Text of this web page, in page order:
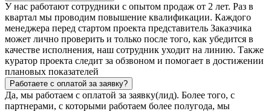
У нас работают сотрудники с опытом продаж от 2 лет. Раз в
квартал мы проводим повышение квалификации. Каждого
менеджера перед стартом проекта представитель Заказчика
может лично проверить и только после того, как убедится в
качестве исполнения, наш сотрудник уходит на линию. Также
куратор проекта следит за обзвоном и помогает в достижении
плановых показателей
Работаете с оплатой за заявку?
Да, мы работаем с оплатой за заявку(лид). Более того, с
партнерами, с которыми работаем более полугода, мы